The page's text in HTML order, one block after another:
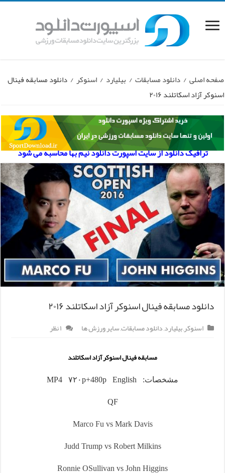
صفحه اصلی / دانلود مسابقات / بیلیارد / اسنوکر / دانلود مسابقه فینال
اسنوکر آزاد اسکاتلند ۲۰۱۶
ترافیک دانلود از سایت اسپورت دانلود نیم بها محاسبه می شود
دانلود مسابقه فینال اسنوکر آزاد اسکاتلند ۲۰۱۶
اسنوکر,بیلیارد,دانلود مسابقات,سایر ورزش ها ۱ نظر
مسابقه فینال اسنوکر آزاد اسکاتلند
مشخصات: MP4 ۷۲۰p+480p English
QF
Marco Fu vs Mark Davis
Judd Trump vs Robert Milkins
Ronnie OSullivan vs John Higgins